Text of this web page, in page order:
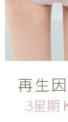
再生
3星期